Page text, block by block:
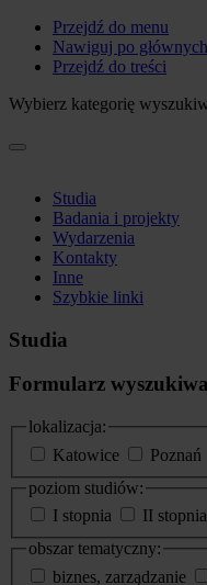
Przejdź do menu
Nawiguj po
Przejdź do treści
Wybierz kategorię
Studia
Badania i projekty
Wydarzenia
Kontakty
Inne
Szybkie linki
Studia
Formularz
lokalizacja:
Katowice
Poznań
poziom studiów:
I stopnia
II stopnia
obszar tematyczny:
biznes, zarządzanie